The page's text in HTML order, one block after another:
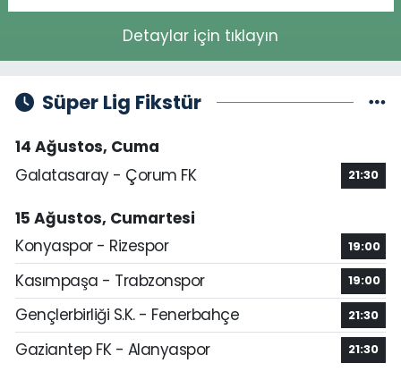
Detaylar için tıklayın
Süper Lig Fikstür
14 Ağustos, Cuma
Galatasaray - Çorum FK
21:30
15 Ağustos, Cumartesi
Konyaspor - Rizespor
19:00
Kasımpaşa - Trabzonspor 19:00
Gençlerbirliği S.K. - Fenerbahçe 21:30
Gaziantep FK - Alanyaspor 21:30